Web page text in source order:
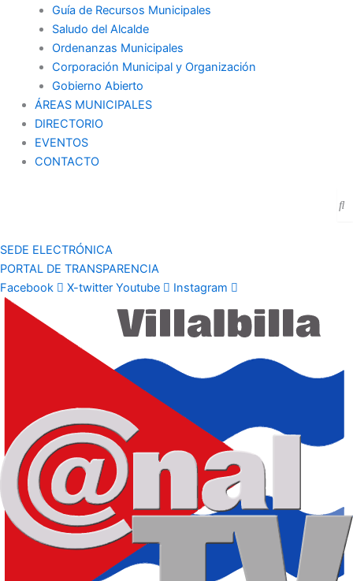
Guía de Recursos Municipales
Saludo del Alcalde
Ordenanzas Municipales
Corporación Municipal y Organización
Gobierno Abierto
ÁREAS MUNICIPALES
DIRECTORIO
EVENTOS
CONTACTO
SEDE ELECTRÓNICA
PORTAL DE TRANSPARENCIA
Facebook
X-twitter Youtube Instagram